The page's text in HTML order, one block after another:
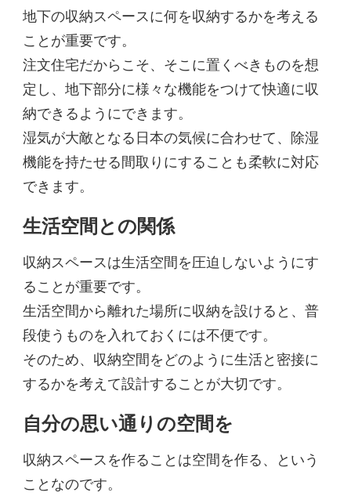
地下の収納スペースに何を収納するかを考える
ことが重要です。
注文住宅だからこそ、そこに置くべきものを想
定し、地下部分に様々な機能をつけて快適に収
納できるようにできます。
湿気が大敵となる日本の気候に合わせて、除湿
機能を持たせる間取りにすることも柔軟に対応
できます。
生活空間との関係
収納スペースは生活空間を圧迫しないようにす
ることが重要です。
生活空間から離れた場所に収納を設けると、普
段使うものを入れておくには不便です。
そのため、収納空間をどのように生活と密接に
するかを考えて設計することが大切です。
自分の思い通りの空間を
収納スペースを作ることは空間を作る、という
ことなのです。